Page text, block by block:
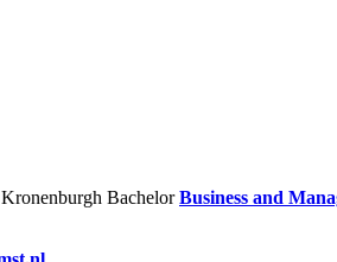
BachelorBusiness and